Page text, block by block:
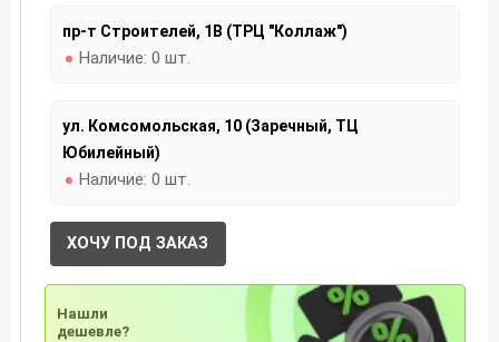
пр-т Строителей, 1В (ТРЦ "Коллаж")
Наличие: 0 шт.
ул. Комсомольская, 10 (Заречный, ТЦ
Юбилейный)
Наличие: 0 шт.
ХОЧУ ПОД ЗАКАЗ
Нашли
дешевле?